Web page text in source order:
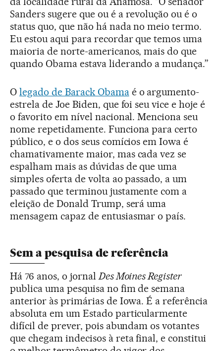
Sanders sugere que ou é a revolução ou é o
status quo, que não há nada no meio termo.
Eu estou aqui para recordar que temos uma
maioria de norte-americanos, mais do que
quando Obama estava liderando a mudança.”
O legado de Barack Obamaé o argumento-
estrela de Joe Biden, que foi seu vice e hoje é
o favorito em nível nacional. Menciona seu
nome repetidamente. Funciona para certo
público, e o dos seus comícios em Iowa é
chamativamente maior, mas cada vez se
espalham mais as dúvidas de que uma
simples oferta de volta ao passado, a um
passado que terminou justamente com a
eleição de Donald Trump, será uma
mensagem capaz de entusiasmar o país.
Sem a pesquisa de referência
Há 76 anos, o jornalDes Moines Register
publica uma pesquisa no fim de semana
anterior às primárias de Iowa. É a referência
absoluta em um Estado particularmente
difícil de prever, pois abundam os votantes
que chegam indecisos à reta final, e constitui